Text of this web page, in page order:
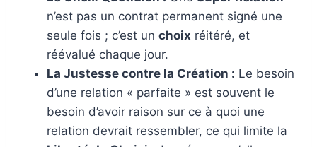
n’est pas un contrat permanent signé une
seule fois ; c’est un choix réitéré, et
réévalué chaque jour.
La Justesse contre la Création : Le besoin
d’une relation « parfaite » est souvent le
besoin d’avoir raison sur ce à quoi une
relation devrait ressembler, ce qui limite la